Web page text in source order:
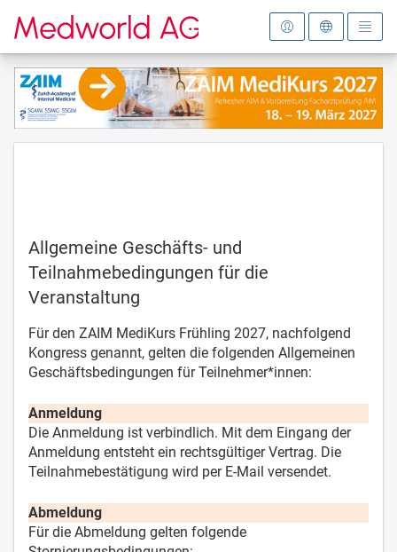
Zur Startseite
Allgemeine Geschäfts- und
Teilnahmebedingungen für die
Veranstaltung
Für den ZAIM MediKurs Frühling 2027, nachfolgend
Kongress genannt, gelten die folgenden Allgemeinen
Geschäftsbedingungen für Teilnehmer*innen:
Anmeldung
Die Anmeldung ist verbindlich. Mit dem Eingang der
Anmeldung entsteht ein rechtsgültiger Vertrag. Die
Teilnahmebestätigung wird per E-Mail versendet.
Abmeldung
Für die Abmeldung gelten folgende